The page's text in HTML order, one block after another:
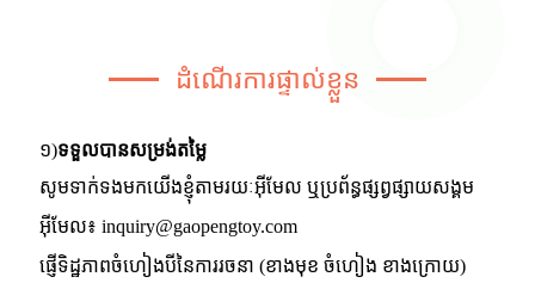
ដំណើរការផ្ទាល់ខ្លួន
១)ទទួលបានសម្រង់តម្លៃ
សូមទាក់ទងមកយើងខ្ញុំតាមរយៈអ៊ីមែល ឬប្រព័ន្ធផ្សព្វផ្សាយសង្គម
អ៊ីមែល៖ inquiry@gaopengtoy.com
ផ្ញើទិដ្ឋភាពចំហៀងបីនៃការរចនា (ខាងមុខ ចំហៀង ខាងក្រោយ)